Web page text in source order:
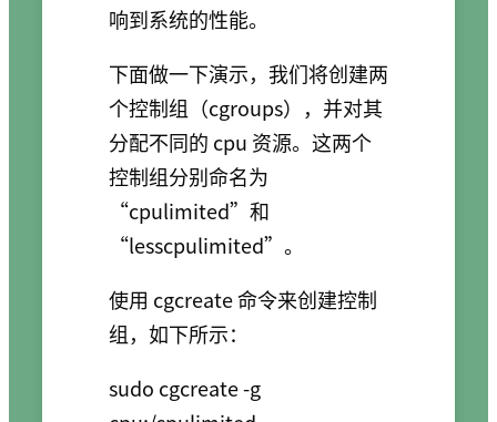
响到系统的性能。
下面做一下演示，我们将创建两
个控制组（cgroups），并对其
分配不同的 cpu 资源。这两个
控制组分别命名为
“cpulimited”和
“lesscpulimited”。
使用 cgcreate 命令来创建控制
组，如下所示：
sudo cgcreate -g